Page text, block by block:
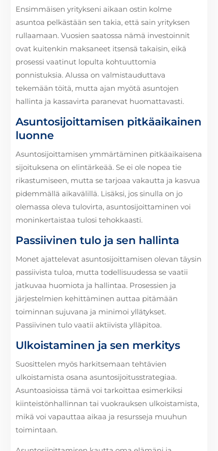
Ensimmäisen yritykseni aikaan ostin kolme
asuntoa pelkästään sen takia, että sain yrityksen
rullaamaan. Vuosien saatossa nämä investoinnit
ovat kuitenkin maksaneet itsensä takaisin, eikä
prosessi vaatinut lopulta kohtuuttomia
ponnistuksia. Alussa on valmistauduttava
tekemään töitä, mutta ajan myötä asuntojen
hallinta ja kassavirta paranevat huomattavasti.
Asuntosijoittamisen pitkäaikainen
luonne
Asuntosijoittamisen ymmärtäminen pitkäaikaisena
sijoituksena on elintärkeää. Se ei ole nopea tie
rikastumiseen, mutta se tarjoaa vakautta ja kasvua
pidemmällä aikavälillä. Lisäksi, jos sinulla on jo
olemassa oleva tulovirta, asuntosijoittaminen voi
moninkertaistaa tulosi tehokkaasti.
Passiivinen tulo ja sen hallinta
Monet ajattelevat asuntosijoittamisen olevan täysin
passiivista tuloa, mutta todellisuudessa se vaatii
jatkuvaa huomiota ja hallintaa. Prosessien ja
järjestelmien kehittäminen auttaa pitämään
toiminnan sujuvana ja minimoi yllätykset.
Passiivinen tulo vaatii aktiivista ylläpitoa.
Ulkoistaminen ja sen merkitys
Suosittelen myös harkitsemaan tehtävien
ulkoistamista osana asuntosijoitusstrategiaa.
Asuntoasioissa tämä voi tarkoittaa esimerkiksi
kiinteistönhallinnan tai vuokrauksen ulkoistamista,
mikä voi vapauttaa aikaa ja resursseja muuhun
toimintaan.